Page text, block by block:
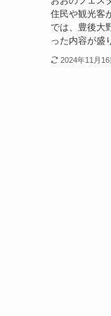
住民や観光客
では、豊後大
った内容が盛
2024年11月16